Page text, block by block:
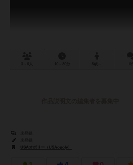
USAオポリー（USAopoly）
USAオポリー（USAopoly）